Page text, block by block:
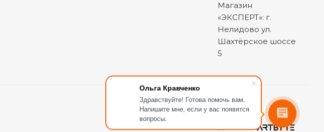
Ольга Кравченко
Здравствуйте! Готова помочь вам.
Напишите мне, если у вас появятся
вопросы.
Магазин
«ЭКСПЕРТ»: г.
Нелидово ул.
Шахтёрское шоссе
5
Сделано в